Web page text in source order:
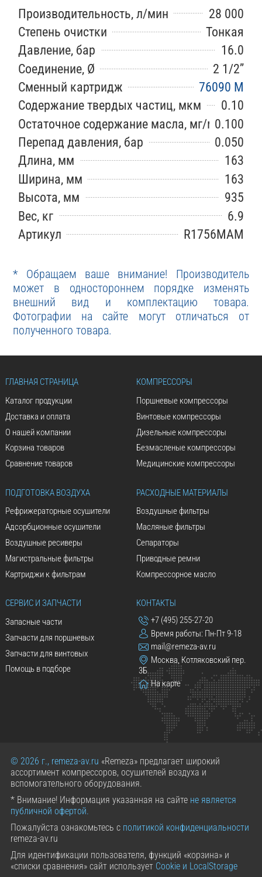
Производительность, л/мин
28 000
Степень очистки
Тонкая
Давление, бар
16.0
Соединение, Ø
2 1/2’’
Сменный картридж
76090 M
Содержание твердых частиц, мкм
0.10
Остаточное содержание масла, мг/м30.100
Перепад давления, бар
0.050
Длина, мм
163
Ширина, мм
163
Высота, мм
935
Вес, кг
6.9
Артикул
R1756MAM
* Обращаем ваше внимание! Производитель
может в одностороннем порядке изменять
внешний вид и комплектацию товара.
Фотографии на сайте могут отличаться от
полученного товара.
ГЛАВНАЯ СТРАНИЦА
Каталог продукции
Доставка и оплата
О нашей компании
Корзина товаров
Сравнение товаров
КОМПРЕССОРЫ
Поршневые компрессоры
Винтовые компрессоры
Дизельные компрессоры
Безмасленые компрессоры
Медицинские компрессоры
ПОДГОТОВКА ВОЗДУХА
Рефрижераторные осушители
Адсорбционные осушители
Воздушные ресиверы
Магистральные фильтры
Картриджи к фильтрам
РАСХОДНЫЕ МАТЕРИАЛЫ
Воздушные фильтры
Масляные фильтры
Сепараторы
Приводные ремни
Компрессорное масло
СЕРВИС И ЗАПЧАСТИ
Запасные части
Запчасти для поршневых
Запчасти для винтовых
Помощь в подборе
КОНТАКТЫ
+7 (495) 255-27-20
Время работы: Пн-Пт 9-18
mail@remeza-av.ru
Москва, Котляковский пер.
3Б
На карте
© 2026 г., remeza-av.ru «Remeza» предлагает широкий
ассортимент компрессоров, осушителей воздуха и
вспомогательного оборудования.
* Внимание! Информация указанная на сайте не является
публичной офертой.
Пожалуйста ознакомьтесь с политикой конфиденциальности
remeza-av.ru
Для идентификации пользователя, функций «корзина» и
«списки сравнения» сайт использует Cookie и LocalStorage